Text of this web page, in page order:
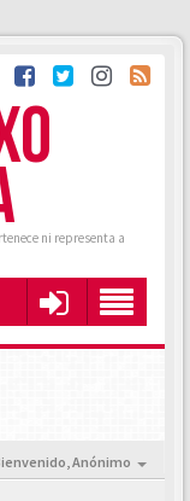
ni representa a
Anónimo